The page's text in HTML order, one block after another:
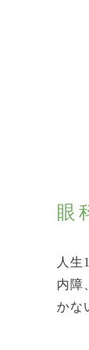
眼
人生
内障
かな